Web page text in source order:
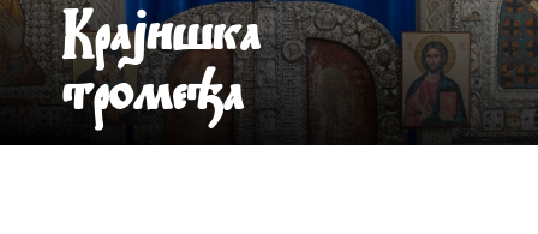
Крајишка
тромеђа